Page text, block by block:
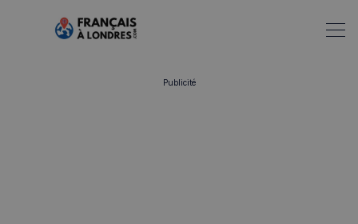
Publicité